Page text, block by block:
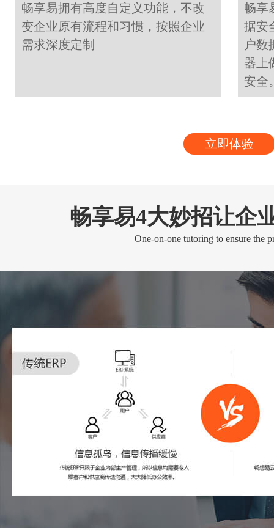
畅享易拥有高度自定义功能，不改
变企业原有流程和习惯，按照企业
需求深度定制
畅享
据安
户数
器上
安全
立即体验
畅享易4大妙招让企
One-on-one tutoring to ensure the